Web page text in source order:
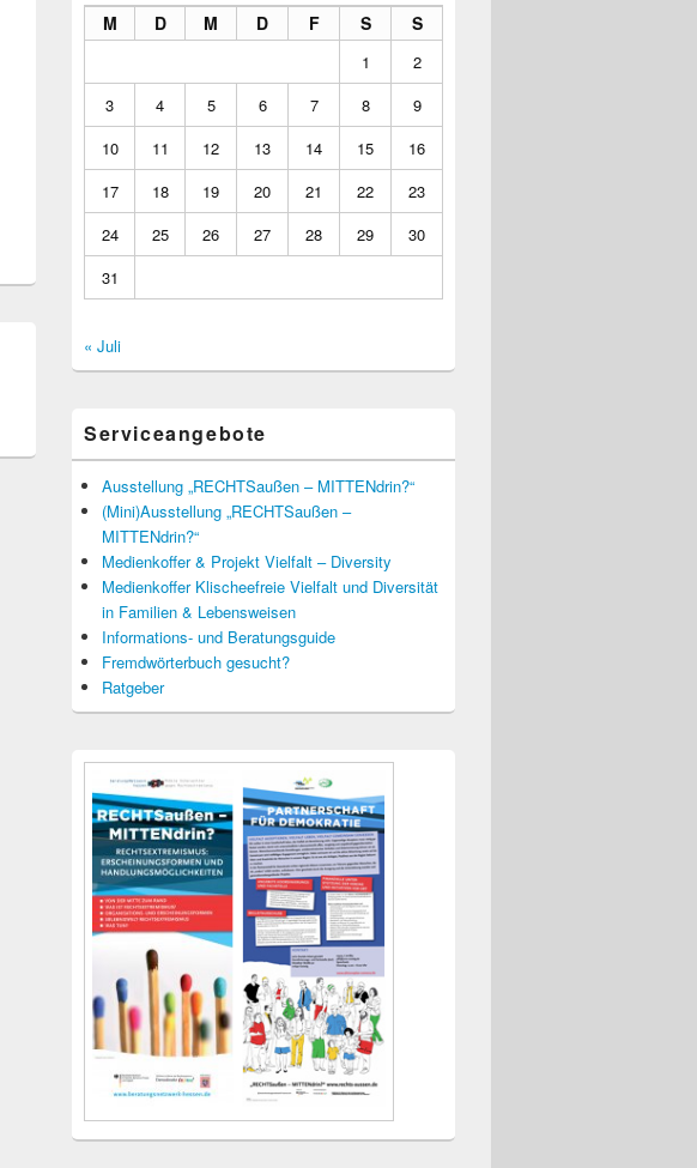
M D M D F S S
1
2
3
4 5 6 7 8
9
10
11 12 13 14 15
16
17
18 19 20 21 22
23
24
25 26 27 28 29
30
31
« Juli
Serviceangebote
Ausstellung „RECHTSaußen – MITTENdrin?“
(Mini)Ausstellung „RECHTSaußen –
MITTENdrin?“
Medienkoffer & Projekt Vielfalt – Diversity
Medienkoffer Klischeefreie Vielfalt und Diversität
in Familien & Lebensweisen
Informations- und Beratungsguide
Fremdwörterbuch gesucht?
Ratgeber